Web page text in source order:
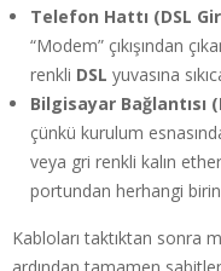
Telefon Hattı (DSL
“Modem” çıkışından
renkli DSL yuvasına
Bilgisayar Bağlantısı
çünkü kurulum
veya gri renkli kalın
portundan herhangi
Kabloları taktıktan sonra